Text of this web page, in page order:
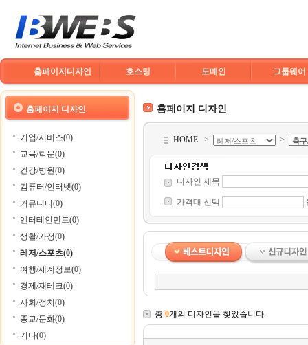
홈페이지디자인 호스팅 도메인 그룹웨어
홈페이지 디자인
기업/서비스(0)
교육/학문(0)
건강/병원(0)
컴퓨터/인터넷(0)
커뮤니티(0)
엔터테인먼트(0)
생활/가정(0)
레저/스포츠(0)
여행/세계정보(0)
경제/재테크(0)
사회/정치(0)
종교/문화(0)
기타(0)
홈페이지 디자인
HOME > >
디자인 제목
가격대 선택
총 0개의 디자인을 찾았습니다.